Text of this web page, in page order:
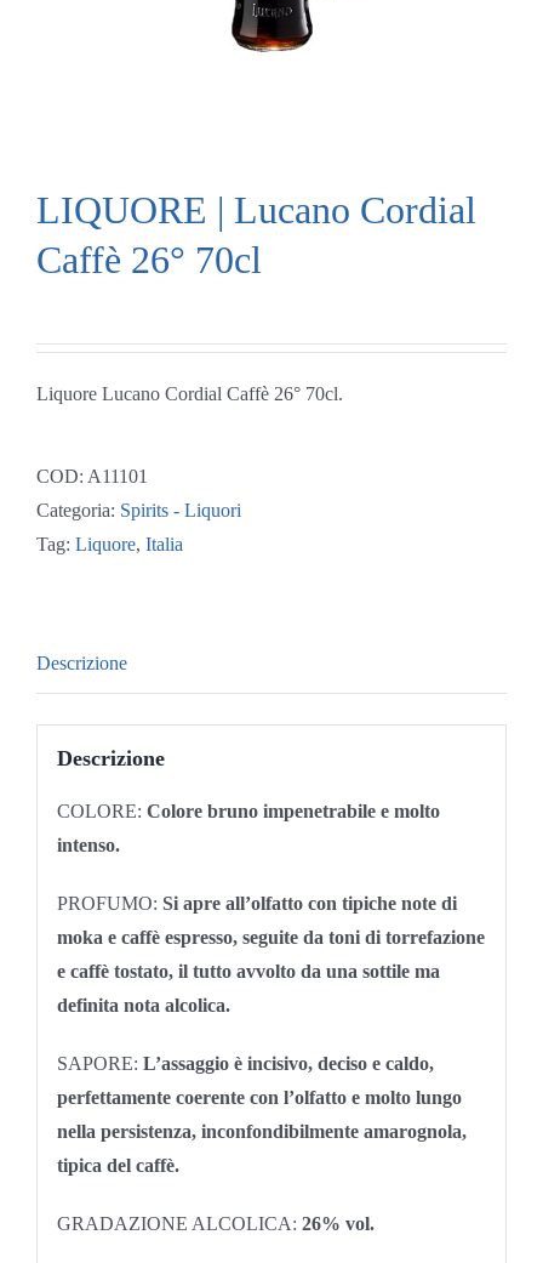
LIQUORE | Lucano Cordial
Caffè 26° 70cl
Liquore Lucano Cordial Caffè 26° 70cl.
COD: A11101
Categoria: Spirits - Liquori
Tag: Liquore, Italia
Descrizione
Descrizione
COLORE: Colore bruno impenetrabile e molto
intenso.
PROFUMO: Si apre all’olfatto con tipiche note di
moka e caffè espresso, seguite da toni di torrefazione
e caffè tostato, il tutto avvolto da una sottile ma
definita nota alcolica.
SAPORE: L’assaggio è incisivo, deciso e caldo,
perfettamente coerente con l’olfatto e molto lungo
nella persistenza, inconfondibilmente amarognola,
tipica del caffè.
GRADAZIONE ALCOLICA: 26% vol.